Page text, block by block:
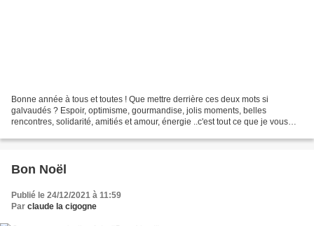
Bonne année à tous et toutes ! Que mettre derrière ces deux mots si
galvaudés ? Espoir, optimisme, gourmandise, jolis moments, belles
rencontres, solidarité, amitiés et amour, énergie ..c'est tout ce que je vous
Bon Noël
Publié le 24/12/2021 à 11:59
Par claude la cigogne